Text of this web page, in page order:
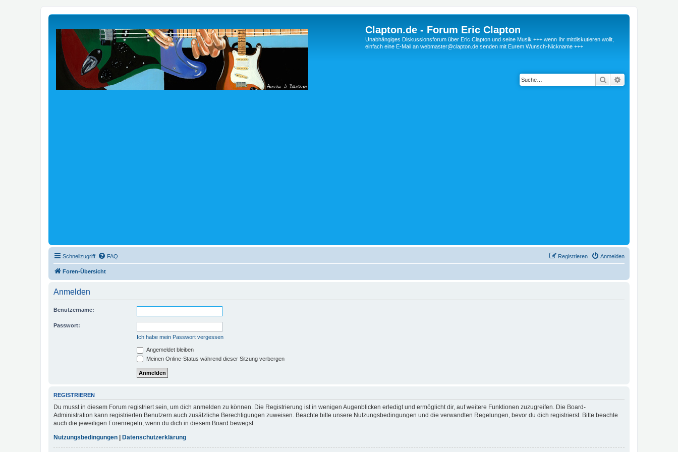
Clapton.de - Forum Eric Clapton
Unabhängiges Diskussionsforum über Eric Clapton und seine Musik +++ wenn Ihr mitdiskutieren wollt,
einfach eine E-Mail an webmaster@clapton.de senden mit Eurem Wunsch-Nickname +++
Suche
Schnellzugriff FAQ Anmelden
Registrieren
Foren-Übersicht
Anmelden
Benutzername:
Passwort:
Ich habe mein Passwort vergessen
Angemeldet bleiben
Meinen Online-Status während dieser Sitzung verbergen
REGISTRIEREN
Du musst in diesem Forum registriert sein, um dich anmelden zu können. Die Registrierung ist in wenigen Augenblicken erledigt und ermöglicht dir, auf weitere Funktionen zuzugreifen. Die Board-
Administration kann registrierten Benutzern auch zusätzliche Berechtigungen zuweisen. Beachte bitte unsere Nutzungsbedingungen und die verwandten Regelungen, bevor du dich registrierst. Bitte beachte
auch die jeweiligen Forenregeln, wenn du dich in diesem Board bewegst.
Nutzungsbedingungen | Datenschutzerklärung